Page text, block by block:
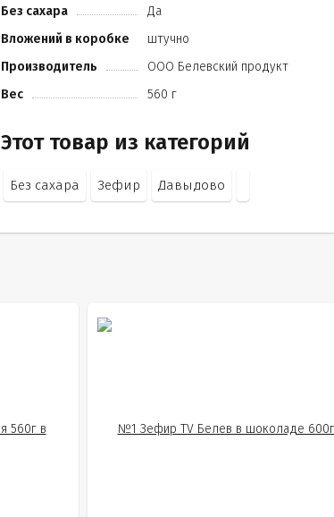
Без сахара
Да
Вложений в коробке
штучно
Производитель
ООО Белевский продукт
Вес
560 г
Этот товар из категорий
Без сахара Зефир Давыдово